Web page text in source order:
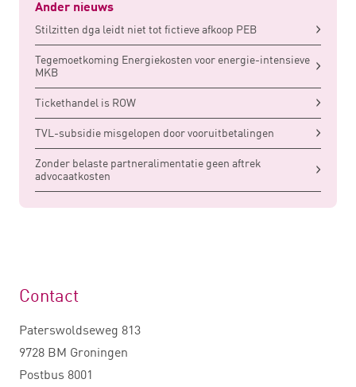
Ander nieuws
Stilzitten dga leidt niet tot fictieve afkoop PEB
Tegemoetkoming Energiekosten voor energie-intensieve
MKB
Tickethandel is ROW
TVL-subsidie misgelopen door vooruitbetalingen
Zonder belaste partneralimentatie geen aftrek
advocaatkosten
Contact
Paterswoldseweg 813
9728 BM Groningen
Postbus 8001